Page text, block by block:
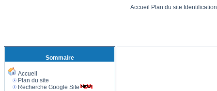
Accueil Plan du site
Sommaire
Accueil
Plan du site
Recherche Google Site